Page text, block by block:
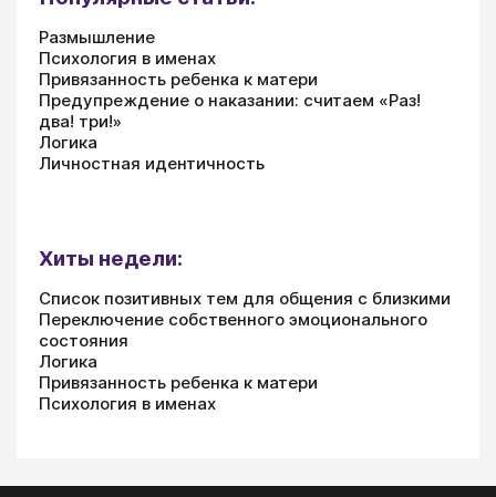
Размышление
Психология в именах
Привязанность ребенка к матери
Предупреждение о наказании: считаем «Раз!
два! три!»
Логика
Личностная идентичность
Хиты недели:
Список позитивных тем для общения с близкими
Переключение собственного эмоционального
состояния
Логика
Привязанность ребенка к матери
Психология в именах